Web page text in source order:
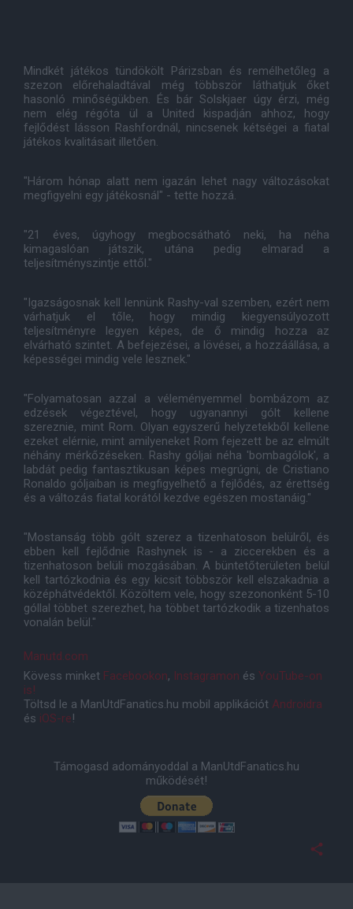
Mindkét játékos tündökölt Párizsban és remélhetőleg a
szezon előrehaladtával még többször láthatjuk őket
hasonló minőségükben. És bár Solskjaer úgy érzi, még
nem elég régóta ül a United kispadján ahhoz, hogy
fejlődést lásson Rashfordnál, nincsenek kétségei a fiatal
játékos kvalitásait illetően.
"Három hónap alatt nem igazán lehet nagy változásokat
megfigyelni egy játékosnál" - tette hozzá.
"21 éves, úgyhogy megbocsátható neki, ha néha
kimagaslóan játszik, utána pedig elmarad a
teljesítményszintje ettől."
"Igazságosnak kell lennünk Rashy-val szemben, ezért nem
várhatjuk el tőle, hogy mindig kiegyensúlyozott
teljesítményre legyen képes, de ő mindig hozza az
elvárható szintet. A befejezései, a lövései, a hozzáállása, a
képességei mindig vele lesznek."
"Folyamatosan azzal a véleményemmel bombázom az
edzések végeztével, hogy ugyanannyi gólt kellene
szereznie, mint Rom. Olyan egyszerű helyzetekből kellene
ezeket elérnie, mint amilyeneket Rom fejezett be az elmúlt
néhány mérkőzéseken. Rashy góljai néha 'bombagólok', a
labdát pedig fantasztikusan képes megrúgni, de Cristiano
Ronaldo góljaiban is megfigyelhető a fejlődés, az érettség
és a változás fiatal korától kezdve egészen mostanáig."
"Mostanság több gólt szerez a tizenhatoson belülről, és
ebben kell fejlődnie Rashynek is - a ziccerekben és a
tizenhatoson belüli mozgásában. A büntetőterületen belül
kell tartózkodnia és egy kicsit többször kell elszakadnia a
középhátvédektől. Közöltem vele, hogy szezononként 5-10
góllal többet szerezhet, ha többet tartózkodik a tizenhatos
vonalán belül."
Manutd.com
Kövess minket Facebookon, Instagramon és YouTube-on
is!
Töltsd le a ManUtdFanatics.hu mobil applikációt Androidra
és iOS-re!
Támogasd adományoddal a ManUtdFanatics.hu
működését!